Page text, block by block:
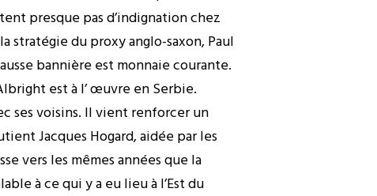
presque pas d’indignation chez
du proxy anglo-saxon, Paul
bannière est monnaie courante.
est à l’ œuvre en Serbie.
ses voisins. Il vient renforcer un
Jacques Hogard, aidée par les
vers les mêmes années que la
à ce qui y a eu lieu à l’Est du